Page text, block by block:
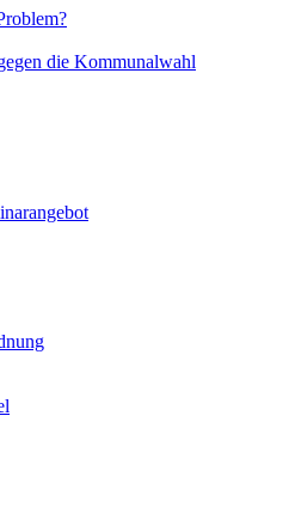
die Kommunalwahl